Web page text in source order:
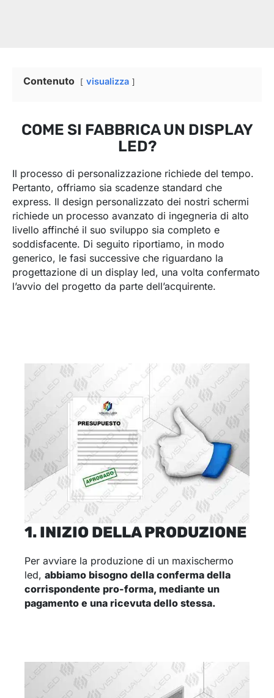
Contenuto visualizza
COME SI FABBRICA UN DISPLAY
LED?
Il processo di personalizzazione richiede del tempo.
Pertanto, offriamo sia scadenze standard che
express. Il design personalizzato dei nostri schermi
richiede un processo avanzato di ingegneria di alto
livello affinché il suo sviluppo sia completo e
soddisfacente. Di seguito riportiamo, in modo
generico, le fasi successive che riguardano la
progettazione di un display led, una volta confermato
l’avvio del progetto da parte dell’acquirente.
1. INIZIO DELLA PRODUZIONE
Per avviare la produzione di un maxischermo
led,abbiamo bisogno della conferma della
corrispondente pro-forma, mediante un
pagamento e una ricevuta dello stessa.